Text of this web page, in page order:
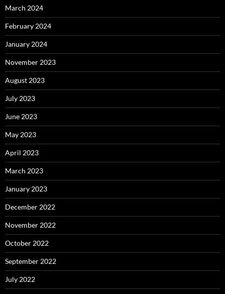
March 2024
February 2024
January 2024
November 2023
August 2023
July 2023
June 2023
May 2023
April 2023
March 2023
January 2023
December 2022
November 2022
October 2022
September 2022
July 2022